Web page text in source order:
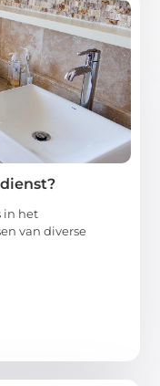
in het
van diverse